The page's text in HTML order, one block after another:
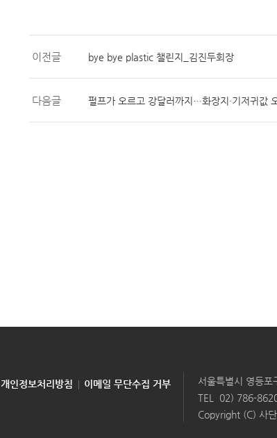
이전글 bye bye plastic 챌린지_김진두회장
다음글 펄프가 오르고 강달러까지…화장지·기저귀값
개인정보처리방침 이메일 무단수집 거부
서울특별시 영등
TEL 02) 786-
Copyright (C) 사